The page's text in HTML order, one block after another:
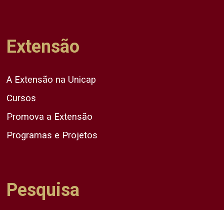
Extensão
A Extensão na Unicap
Cursos
Promova a Extensão
Programas e Projetos
Pesquisa